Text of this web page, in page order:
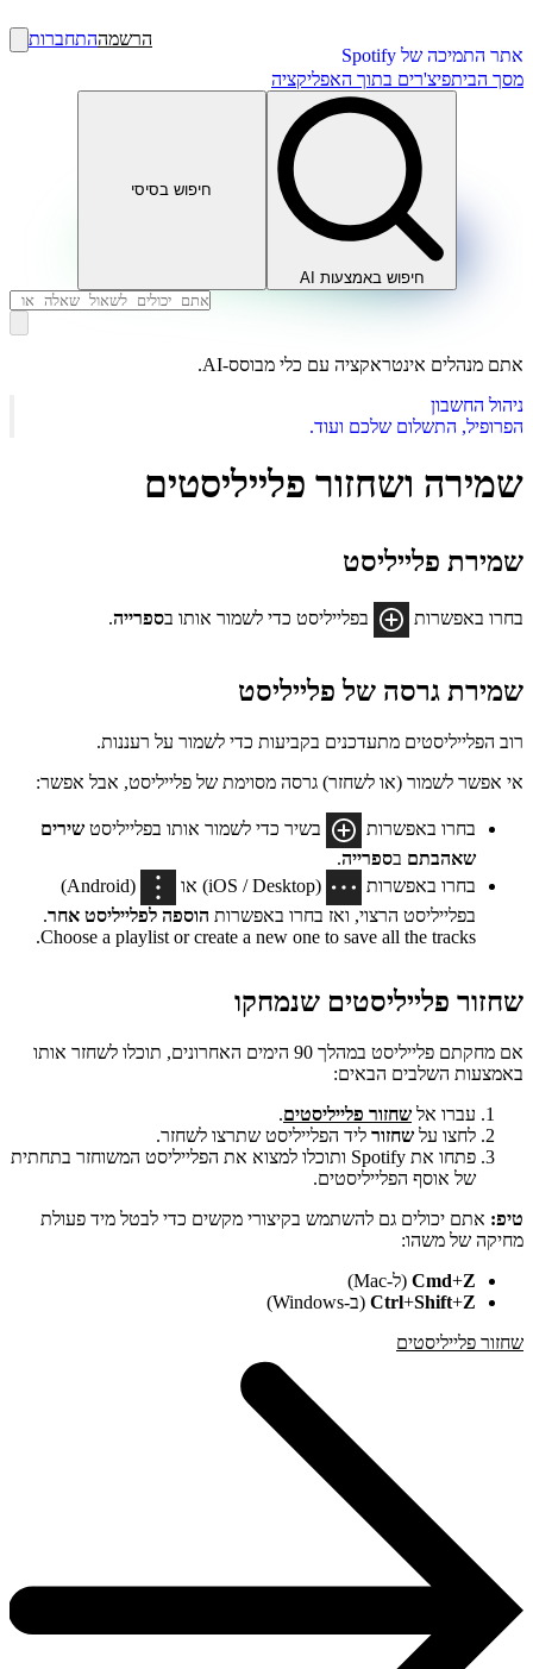
אתר התמיכה של Spotify
הרשמההתחברות
מסך הביתפיצ'רים בתוך האפליקציה
חיפוש באמצעות AI
חיפוש בסיסי
אתם מנהלים אינטראקציה עם כלי מבוסס-AI.
ניהול החשבון
הפרופיל, התשלום שלכם ועוד.
שמירה ושחזור פלייליסטים
שמירת פלייליסט
בחרו באפשרות בפלייליסט כדי לשמור אותו בספרייה.
שמירת גרסה של פלייליסט
רוב הפלייליסטים מתעדכנים בקביעות כדי לשמור על רעננות.
אי אפשר לשמור (או לשחזר) גרסה מסוימת של פלייליסט, אבל אפשר:
בחרו באפשרות בשיר כדי לשמור אותו בפלייליסט שירים
שאהבתם בספרייה.
בחרו באפשרות
(iOS / Desktop) או
(Android)
בפלייליסט הרצוי, ואז בחרו באפשרות הוספה לפלייליסט אחר.
Choose a playlist or create a new one to save all the tracks.
שחזור פלייליסטים שנמחקו
אם מחקתם פלייליסט במהלך 90 הימים האחרונים, תוכלו לשחזר אותו
באמצעות השלבים הבאים:
עברו אל שחזור פלייליסטים.
לחצו על שחזור ליד הפלייליסט שתרצו לשחזר.
פתחו את Spotify ותוכלו למצוא את הפלייליסט המשוחזר בתחתית
של אוסף הפלייליסטים.
טיפ: אתם יכולים גם להשתמש בקיצורי מקשים כדי לבטל מיד פעולת
מחיקה של משהו:
Cmd+Z
(ל-Mac)
Ctrl+Shift+Z
(ב-Windows)
שחזור פלייליסטים